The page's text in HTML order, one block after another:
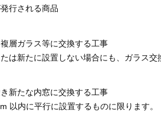
行される商品
層ガラス等に交換する工事
新たに設置しない場合にも、ガラス交
新たな内窓に交換する工事
以内に平行に設置するものに限ります。